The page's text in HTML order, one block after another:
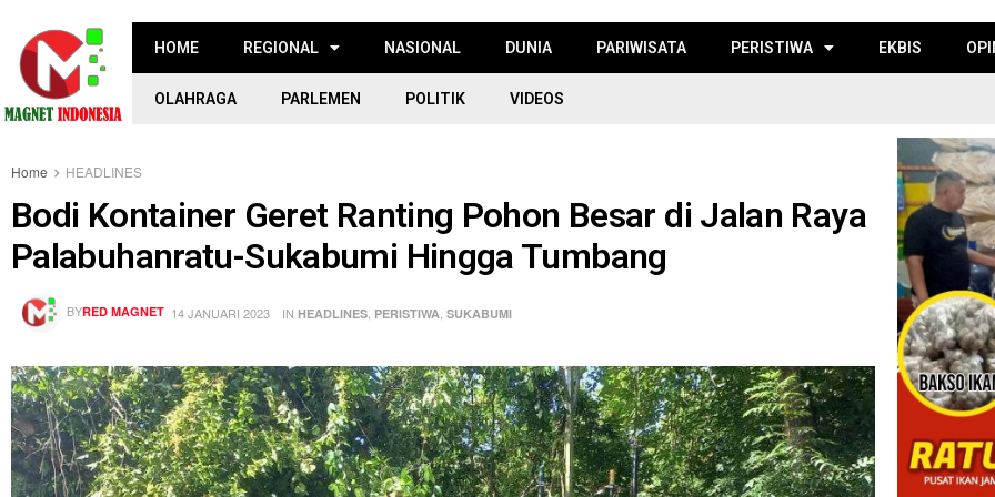
HOME REGIONAL NASIONAL DUNIA PARIWISATA PERISTIWA EKBIS
OLAHRAGA PARLEMEN POLITIK VIDEOS
Home HEADLINES
Bodi Kontainer Geret Ranting Pohon Besar di Jalan Raya
Palabuhanratu-Sukabumi Hingga Tumbang
BYRED MAGNET 14 JANUARI 2023 IN HEADLINES, PERISTIWA SUKABUMI